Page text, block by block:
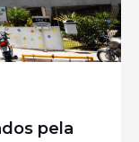
pela